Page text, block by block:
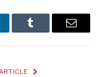
Tumblr Email